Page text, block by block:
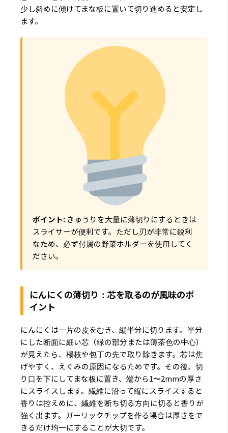
少し斜めに傾けてまな板に置いて切り進めると安定し
ます。
ポイント:きゅうりを大量に薄切りにするときは
スライサーが便利です。ただし刃が非常に鋭利
なため、必ず付属の野菜ホルダーを使用してく
ださい。
にんにくの薄切り：芯を取るのが風味のポ
イント
にんにくは一片の皮をむき、縦半分に切ります。半分
にした断面に細い芯（緑の部分または薄茶色の中心）
が見えたら、楊枝や包丁の先で取り除きます。芯は焦
げやすく、えぐみの原因になるためです。その後、切
り口を下にしてまな板に置き、端から1〜2mmの厚さ
にスライスします。繊維に沿って縦にスライスすると
香りは控えめに、繊維を断ち切る方向に切ると香りが
強く出ます。ガーリックチップを作る場合は厚さをで
きるだけ均一にすることが大切です。